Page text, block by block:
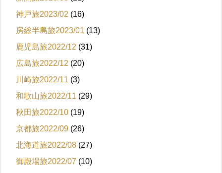
神戸旅2023/02 (16)
房総半島旅2023/01 (13)
鹿児島旅2022/12 (31)
広島旅2022/12 (20)
川崎旅2022/11 (3)
和歌山旅2022/11 (29)
秋田旅2022/10 (19)
京都旅2022/09 (26)
北海道旅2022/08 (27)
御殿場旅2022/07 (10)